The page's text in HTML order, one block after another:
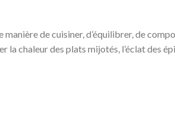
de cuisiner, d’équilibrer, de
la chaleur des plats mijotés, l’éclat des